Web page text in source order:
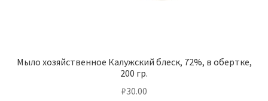
Мыло хозяйственное Калужский блеск, 72%, в обертке,
200 гр.
₽30.00